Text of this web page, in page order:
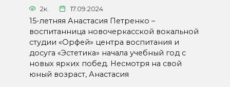
2к. 17.09.2024
15-летняя Анастасия Петренко –
воспитанница новочеркасской вокальной
студии «Орфей» центра воспитания и
досуга «Эстетика» начала учебный год с
новых ярких побед. Несмотря на свой
юный возраст, Анастасия